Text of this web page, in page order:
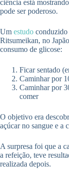
ciência está
pode ser poderoso.
Um estudo conduzido
Ritsumeikan, no
consumo de glicose:
Ficar sentado
Caminhar por
Caminhar por
comer
O objetivo era
açúcar no sangue e a
A surpresa foi que a
a refeição, teve
realizada depois.